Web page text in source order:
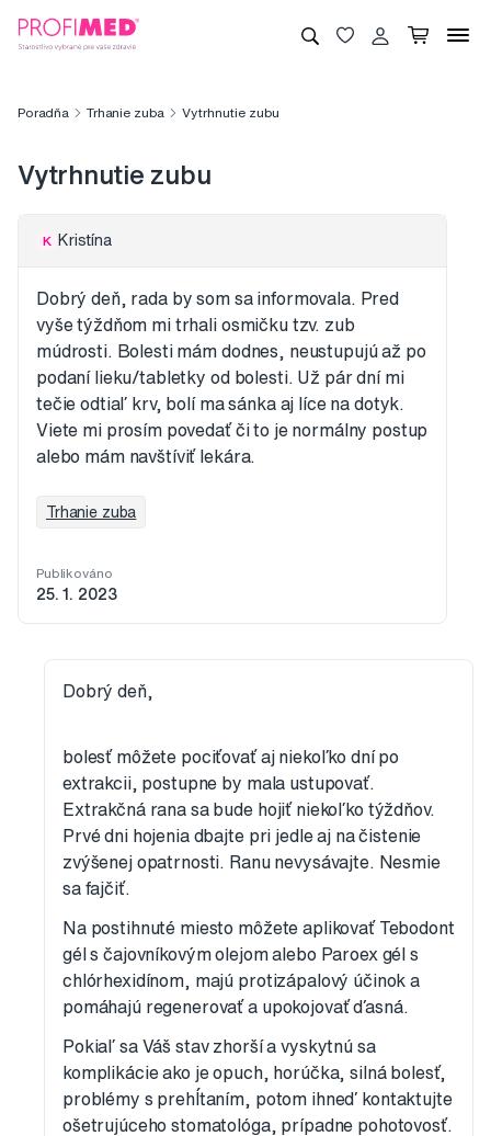
Poradňa Trhanie zuba Vytrhnutie zubu
Vytrhnutie zubu
K Kristína
Dobrý deň, rada by som sa informovala. Pred
vyše týždňom mi trhali osmičku tzv. zub
múdrosti. Bolesti mám dodnes, neustupujú až po
podaní lieku/tabletky od bolesti. Už pár dní mi
tečie odtiaľ krv, bolí ma sánka aj líce na dotyk.
Viete mi prosím povedať či to je normálny postup
alebo mám navštíviť lekára.
Trhanie zuba
Publikováno
25. 1. 2023
Dobrý deň,
bolesť môžete pociťovať aj niekoľko dní po
extrakcii, postupne by mala ustupovať.
Extrakčná rana sa bude hojiť niekoľko týždňov.
Prvé dni hojenia dbajte pri jedle aj na čistenie
zvýšenej opatrnosti. Ranu nevysávajte. Nesmie
sa fajčiť.
Na postihnuté miesto môžete aplikovať Tebodont
gél s čajovníkovým olejom alebo Paroex gél s
chlórhexidínom, majú protizápalový účinok a
pomáhajú regenerovať a upokojovať ďasná.
Pokiaľ sa Váš stav zhorší a vyskytnú sa
komplikácie ako je opuch, horúčka, silná bolesť,
problémy s prehĺtaním, potom ihneď kontaktujte
ošetrujúceho stomatológa, prípadne pohotovosť.